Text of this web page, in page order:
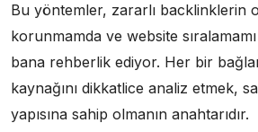
Bu yöntemler, zararlı backlinklerin
korunmamda ve website
bana rehberlik ediyor. Her bir
kaynağını dikkatlice analiz etmek,
yapısına sahip olmanın anahtarıdır.